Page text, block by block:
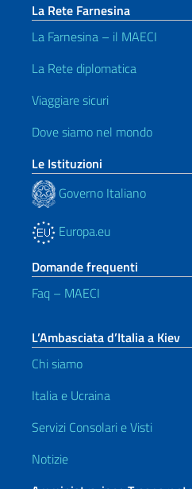
La Rete Farnesina
La Farnesina – il MAECI
La Rete diplomatica
Viaggiare sicuri
Dove siamo nel mondo
Le Istituzioni
Governo Italiano
Europa.eu
Domande frequenti
Faq – MAECI
L’Ambasciata d’Italia a Kiev
Chi siamo
Italia e Ucraina
Servizi Consolari e Visti
Notizie